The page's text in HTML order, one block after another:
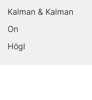
Kalman & Kalman
On
Högl